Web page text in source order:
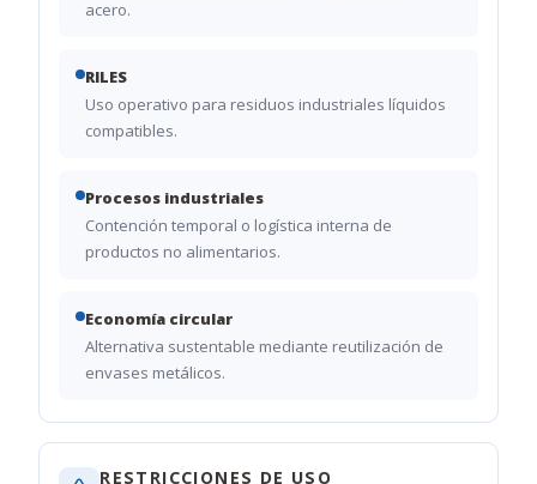
acero.
RILES
Uso operativo para residuos industriales líquidos
compatibles.
Procesos industriales
Contención temporal o logística interna de
productos no alimentarios.
Economía circular
Alternativa sustentable mediante reutilización de
envases metálicos.
RESTRICCIONES DE USO